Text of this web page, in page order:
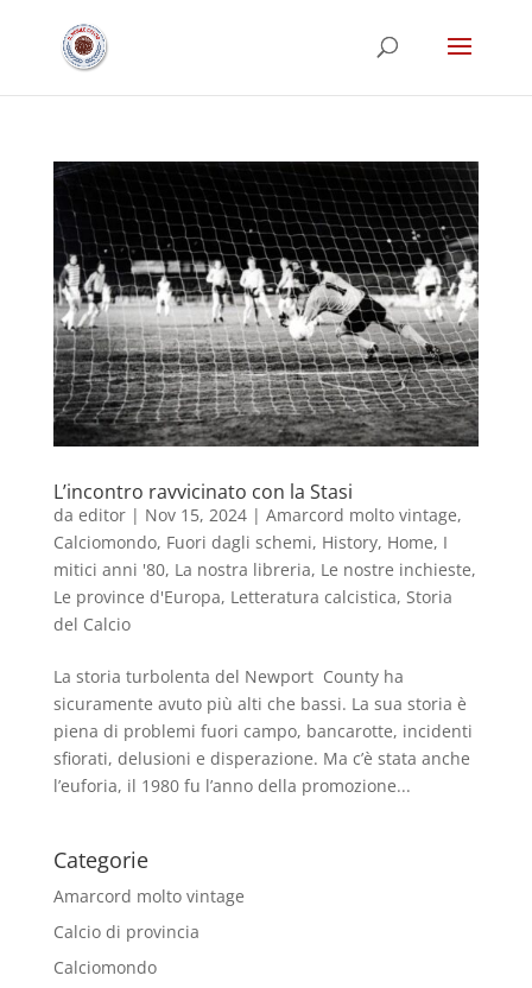
L’incontro ravvicinato con la Stasi
da editor| Nov 15, 2024| Amarcord molto vintage,
Calciomondo, Fuori dagli schemi, History, Home, I
mitici anni '80, La nostra libreria, Le nostre inchieste,
Le province d'Europa, Letteratura calcistica, Storia
del Calcio
La storia turbolenta del Newport County ha
sicuramente avuto più alti che bassi. La sua storia è
piena di problemi fuori campo, bancarotte, incidenti
sfiorati, delusioni e disperazione. Ma c’è stata anche
l’euforia, il 1980 fu l’anno della promozione...
Categorie
Amarcord molto vintage
Calcio di provincia
Calciomondo